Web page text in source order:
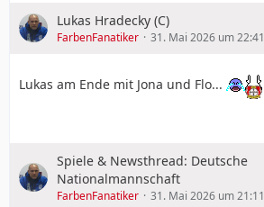
Lukas Hradecky (C)
FarbenFanatiker 31. Mai 2026 um 22:41
Lukas am Ende mit Jona und Flo...
Spiele & Newsthread: Deutsche
Nationalmannschaft
FarbenFanatiker 31. Mai 2026 um 21:11